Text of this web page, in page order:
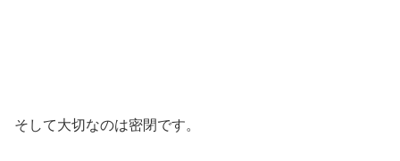
そして大切なのは密閉です。